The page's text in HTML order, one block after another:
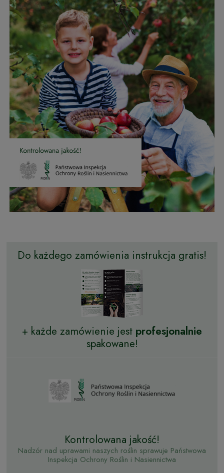
Do każdego zamówienia instrukcja gratis!
+ każde zamówienie jest profesjonalnie
spakowane!
Kontrolowana jakość!
Nadzór nad uprawami naszych roślin sprawuje Państwowa
Inspekcja Ochrony Roślin i Nasiennictwa